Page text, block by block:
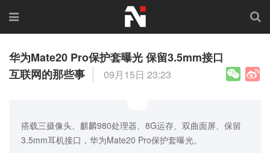
华为Mate20 Pro保护套曝光 保留3.5mm接口
互联网的那些事
09月15日 23:23
搭载三摄像头、麒麟980处理器、8G运存、双曲面屏、保留
3.5mm耳机接口，华为Mate20 Pro保护套曝光。